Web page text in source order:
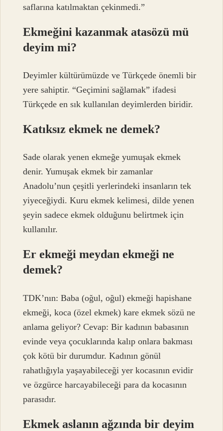
saflarına katılmaktan çekinmedi.”
Ekmeğini kazanmak atasözü mü
deyim mi?
Deyimler kültürümüzde ve Türkçede önemli bir
yere sahiptir. “Geçimini sağlamak” ifadesi
Türkçede en sık kullanılan deyimlerden biridir.
Katıksız ekmek ne demek?
Sade olarak yenen ekmeğe yumuşak ekmek
denir. Yumuşak ekmek bir zamanlar
Anadolu’nun çeşitli yerlerindeki insanların tek
yiyeceğiydi. Kuru ekmek kelimesi, dilde yenen
şeyin sadece ekmek olduğunu belirtmek için
kullanılır.
Er ekmeği meydan ekmeği ne
demek?
TDK’nın: Baba (oğul, oğul) ekmeği hapishane
ekmeği, koca (özel ekmek) kare ekmek sözü ne
anlama geliyor? Cevap: Bir kadının babasının
evinde veya çocuklarında kalıp onlara bakması
çok kötü bir durumdur. Kadının gönül
rahatlığıyla yaşayabileceği yer kocasının evidir
ve özgürce harcayabileceği para da kocasının
parasıdır.
Ekmek aslanın ağzında bir deyim